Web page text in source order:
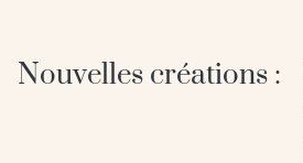
Nouvelles créations :